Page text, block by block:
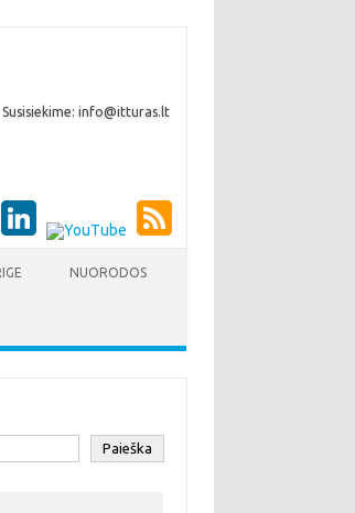
info@itturas.lt
NUORODOS
Paieška